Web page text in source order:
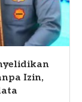
Izin,